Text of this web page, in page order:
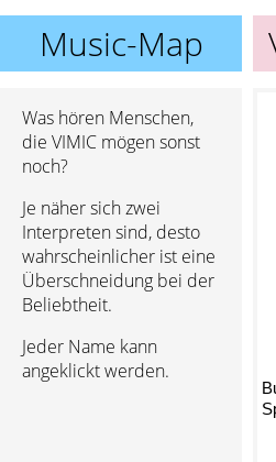
Music-Map
Was hören Menschen,
die VIMIC mögen sonst
noch?
Je näher sich zwei
Interpreten sind, desto
wahrscheinlicher ist eine
Überschneidung bei der
Beliebtheit.
Jeder Name kann
angeklickt werden.